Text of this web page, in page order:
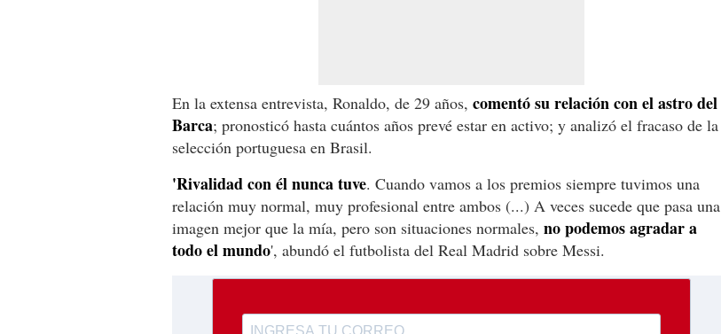
En la extensa entrevista, Ronaldo, de 29 años, comentó su relación con el astro del
Barca; pronosticó hasta cuántos años prevé estar en activo; y analizó el fracaso de la
selección portuguesa en Brasil.
'Rivalidad con él nunca tuve. Cuando vamos a los premios siempre tuvimos una
relación muy normal, muy profesional entre ambos (...) A veces sucede que pasa una
imagen mejor que la mía, pero son situaciones normales, no podemos agradar a
todo el mundo', abundó el futbolista del Real Madrid sobre Messi.